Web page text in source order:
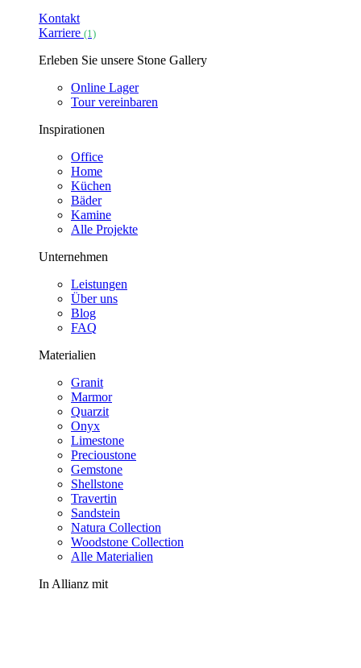
Kontakt
Karriere (1)
Erleben Sie unsere Stone Gallery
Online Lager
Tour vereinbaren
Inspirationen
Office
Home
Küchen
Bäder
Kamine
Alle Projekte
Unternehmen
Leistungen
Über uns
Blog
FAQ
Materialien
Granit
Marmor
Quarzit
Onyx
Limestone
Precioustone
Gemstone
Shellstone
Travertin
Sandstein
Natura Collection
Woodstone Collection
Alle Materialien
In Allianz mit